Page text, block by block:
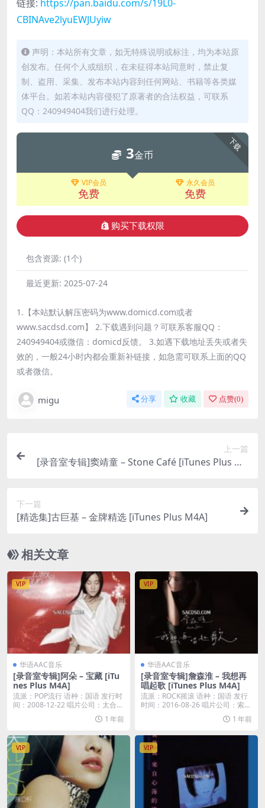
链接: https://pan.baidu.com/s/19L0-
CBINAve2lyuEWJUyiw
声明：本站所有文章，如无特殊说明或标注，均为本站原
创发布。任何个人或组织，在未征得本站同意时，禁止复
制、盗用、采集、发布本站内容到任何网站、书籍等各类媒
体平台。如若本站内容侵犯了原著者的合法权益，可联系
QQ：240949404我们进行处理。
下载
3金币
VIP会员
免费
永久会员
免费
购买下载权限
包含资源: (1个)
最近更新: 2025-07-24
1.【本站默认解压密码为www.domicd.com或者
www.sacdsd.com】 2.下载遇到问题？可联系客服QQ：
240949404或微信：domicd反馈。 3.如遇下载地址丢失或者失
效的，一般24小时内都会重新补链接，如急需可联系上面的QQ
或者微信。
migu 分享 收藏 点赞(0)
上一篇
[录音室专辑]窦靖童 – Stone Café [iTunes Plus M4
下一篇
[精选集]古巨基 – 金牌精选 [iTunes Plus M4A]
相关文章
VIP
华语AAC音乐
[录音室专辑]阿朵 – 宝藏 [iTu
nes Plus M4A]
流派：POP流行 语种：国语 发行时
间：2008-12-22 唱片公司：太合麦
1 年前
VIP
华语AAC音乐
[录音室专辑]詹森淮 – 我想再
唱起歌 [iTunes Plus M4A]
流派：ROCK摇滚 语种：国语 发行
时间：2016-08-26 唱片公司：索尼
1 年前
VIP VIP